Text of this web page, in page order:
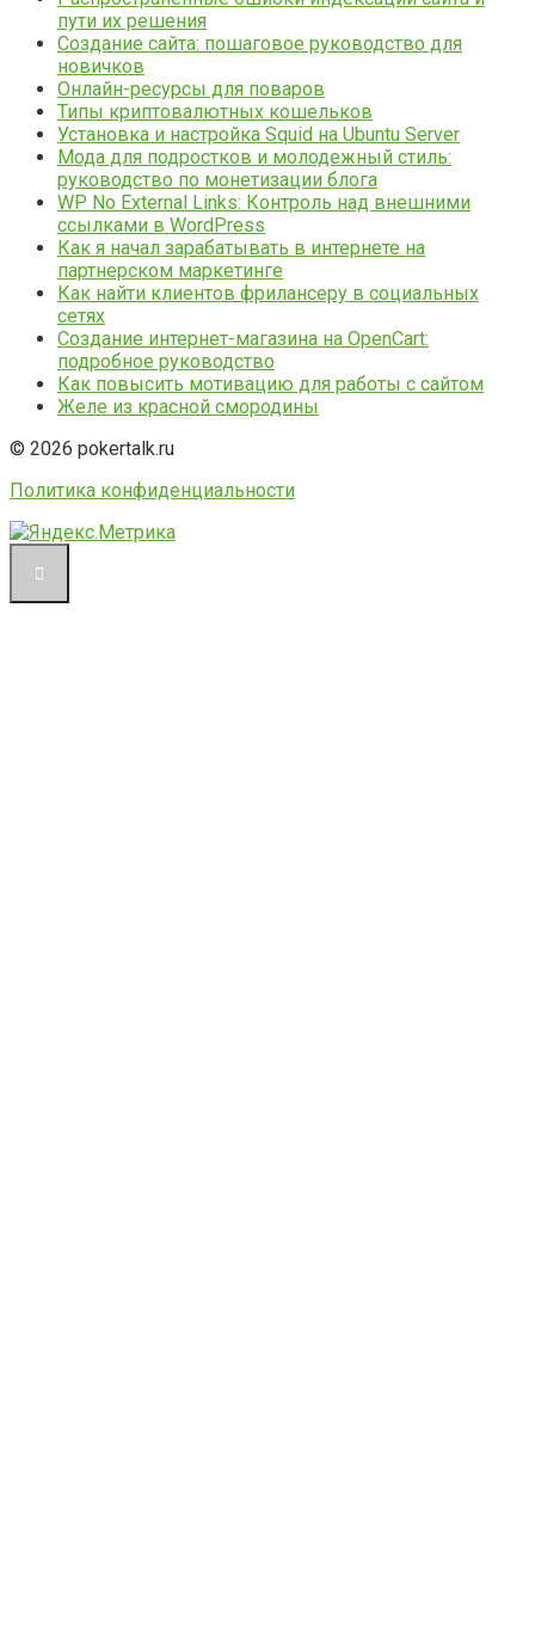
пути их решения
Создание сайта: пошаговое руководство для
новичков
Онлайн-ресурсы для поваров
Типы криптовалютных кошельков
Установка и настройка Squid на Ubuntu Server
Мода для подростков и молодежный стиль:
руководство по монетизации блога
WP No External Links: Контроль над внешними
ссылками в WordPress
Как я начал зарабатывать в интернете на
партнерском маркетинге
Как найти клиентов фрилансеру в социальных
сетях
Создание интернет-магазина на OpenCart:
подробное руководство
Как повысить мотивацию для работы с сайтом
Желе из красной смородины
© 2026 pokertalk.ru
Политика конфиденциальности